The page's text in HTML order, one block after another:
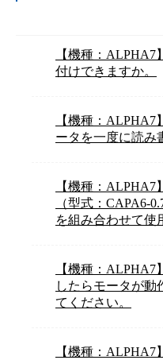
【機種：ALPHA7
付けできますか。
【機種：ALPHA7
ータを一度に読み
【機種：ALPHA7
（型式：CAPA6-
を組み合わせて使
【機種：
したらモータが動
てください。
【機種：